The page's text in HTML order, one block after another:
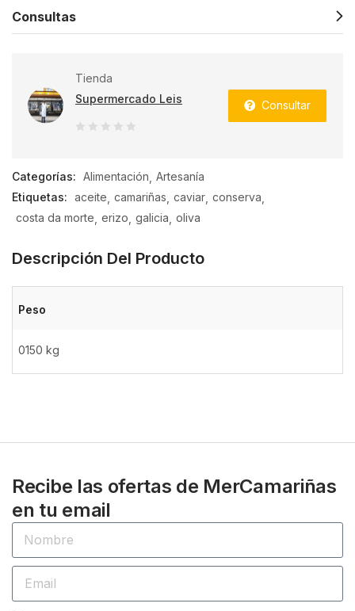
Consultas
Tienda
Supermercado Leis
Consultar
Categorías: Alimentación Artesanía
Etiquetas: aceite camariñas caviar conserva
costa da morte erizo galicia oliva
Descripción Del Producto
Peso
0150 kg
Recibe las ofertas de MerCamariñas
en tu email